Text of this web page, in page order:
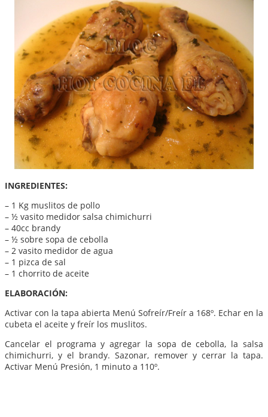
INGREDIENTES:
– 1 Kg muslitos de pollo
– ½ vasito medidor salsa chimichurri
– 40cc brandy
– ½ sobre sopa de cebolla
– 2 vasito medidor de agua
– 1 pizca de sal
– 1 chorrito de aceite
ELABORACIÓN:
Activar con la tapa abierta Menú Sofreír/Freír a 168º. Echar en la
cubeta el aceite y freír los muslitos.
Cancelar el programa y agregar la sopa de cebolla, la salsa
chimichurri, y el brandy. Sazonar, remover y cerrar la tapa.
Activar Menú Presión, 1 minuto a 110º.